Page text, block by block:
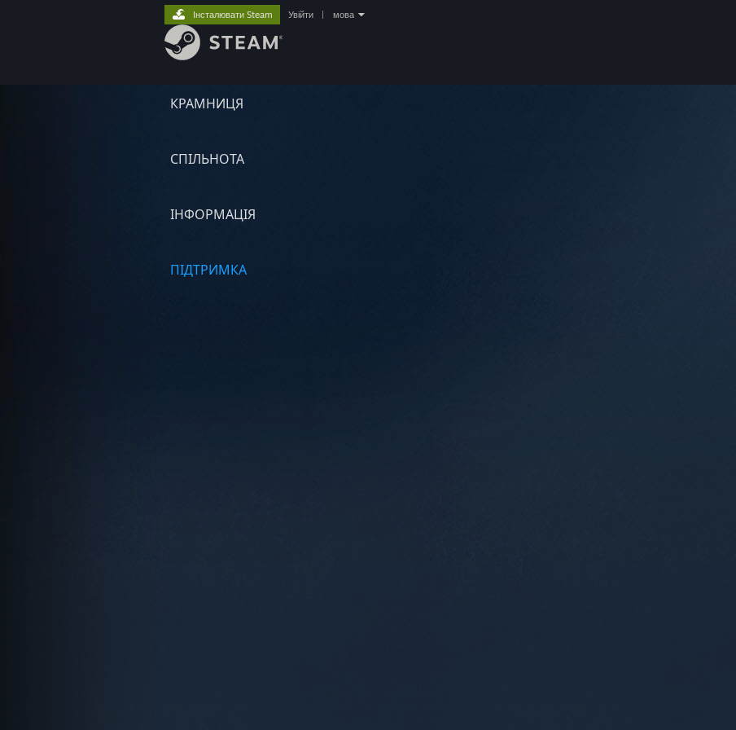
КРАМНИЦЯ
СПІЛЬНОТА
ІНФОРМАЦІЯ
ПІДТРИМКА
Інсталювати Steam Увійти мова